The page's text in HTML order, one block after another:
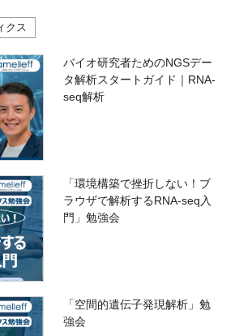
クス
バイオ研究者ためのNGSデー
タ解析スタートガイド｜RNA-
seq解析
「環境構築で挫折しない！ブ
ラウザで解析するRNA-seq入
門」勉強会
「空間的遺伝子発現解析」勉
強会